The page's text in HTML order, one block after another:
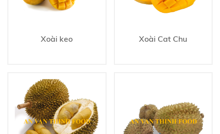
Xoài keo Xoài Cat Chu